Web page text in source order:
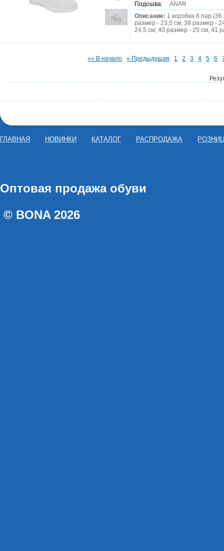
Подошва:
ANAR
Описание: 1 коробка 8 пар
размер - 23,5 см; 38 размер -
24,5 см; 40 размер - 25 см, 41
«« В начало « Предыдущая 1 2 3 4 5 6
ГЛАВНАЯ НОВИНКИ КАТАЛОГ РАСПРОДАЖА
Оптовая продажа обуви
© BONA 2026